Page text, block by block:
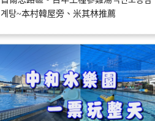
계탕~本村韓屋旁、米其林推薦